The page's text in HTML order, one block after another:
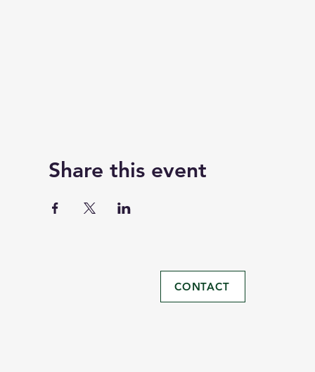
Share this event
CONTACT